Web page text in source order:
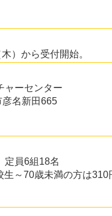
）から受付開始。
ャーセンター
彦名新田665
員6組18名
生～70歳未満の方は310